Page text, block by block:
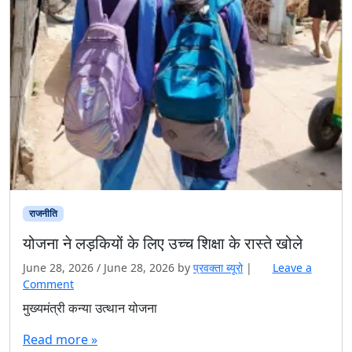
राजनीति
योजना ने लड़कियों के लिए उच्च शिक्षा के रास्ते खोले
June 28, 2026 / June 28, 2026 by प्रवक्‍ता ब्यूरो |
Leave a
Comment
मुख्यमंत्री कन्या उत्थान योजना
Read more »